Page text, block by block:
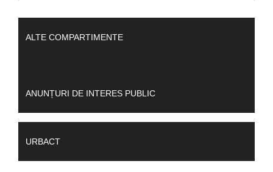
ALTE COMPARTIMENTE
ANUNȚURI DE INTERES PUBLIC
URBACT